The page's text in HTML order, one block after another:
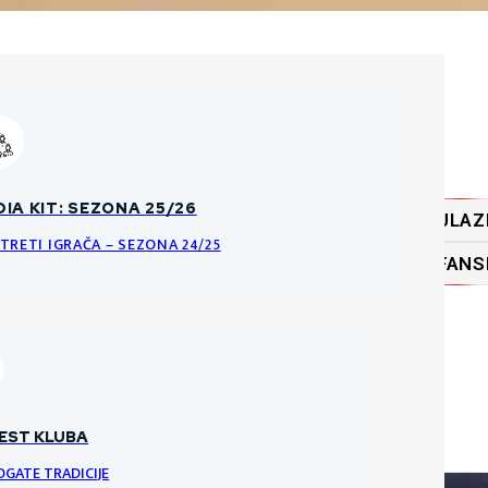
DATOTEKE
KLUBA
TRADICIJE
PRAVILA O PRODAJI ULAZNICA
I PRAVILA ULAZNICA ZA HNK GORICU
KIT: SEZONA 25/26
IGRAČA – SEZONA 24/25